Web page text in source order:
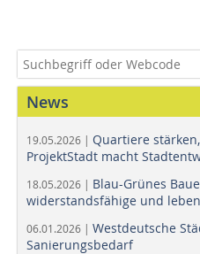
News
19.05.2026 | Quartiere
ProjektStadt macht
18.05.2026 | Blau-Grünes
widerstandsfähige und
06.01.2026 | Westdeutsche
Sanierungsbedarf